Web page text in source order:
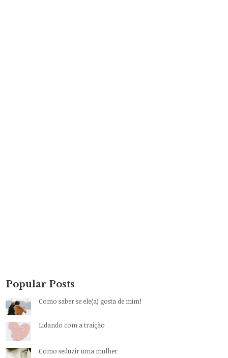
Popular Posts
Como saber se ele(a) gosta de mim!
Lidando com a traição
Como seduzir uma mulher